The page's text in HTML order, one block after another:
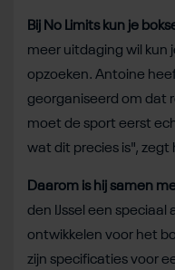
Bij No Limits kun je
meer uitdaging wil kun
opzoeken. Antoine
georganiseerd om dat
moet de sport eerst
wat dit precies is", zegt
Daarom is hij samen
den IJssel een
ontwikkelen voor het
zijn specificaties voor